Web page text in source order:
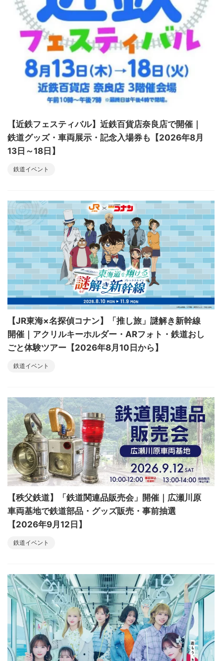
【近鉄フェスティバル】近鉄百貨店奈良店で開催｜
鉄道グッズ・車両展示・記念入場券も【2026年8月
13日～18日】
鉄道イベント
【JR東海×名探偵コナン】「推し旅」謎解き新幹線
開催｜アクリルキーホルダー・ARフォト・鉄道おし
ごと体験ツアー【2026年8月10日から】
鉄道イベント
【秩父鉄道】「鉄道関連品販売会」開催｜広瀬川原
車両基地で鉄道部品・グッズ販売・事前抽選
【2026年9月12日】
鉄道イベント